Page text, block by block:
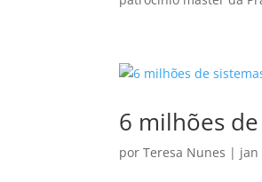
6 milhões
porTeresa Nunes | jan